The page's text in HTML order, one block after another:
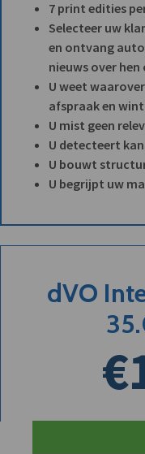
7 print edities
Selecteer uw
en ontvang
nieuws over
U weet
afspraak en
U mist geen
U detecteert
U bouwt
U begrijpt uw
dVO